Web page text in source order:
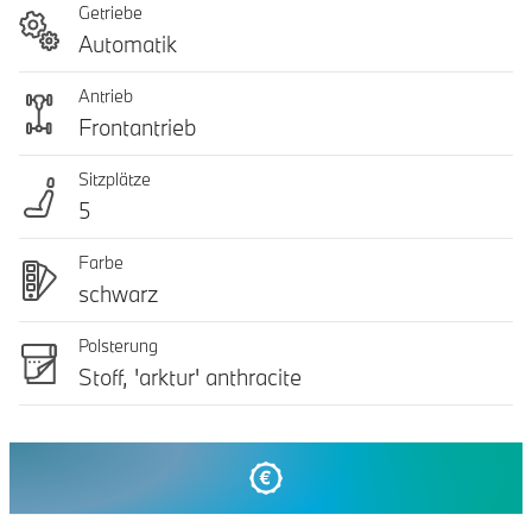
Getriebe
Automatik
Antrieb
Frontantrieb
Sitzplätze
5
Farbe
schwarz
Polsterung
Stoff, 'arktur' anthracite